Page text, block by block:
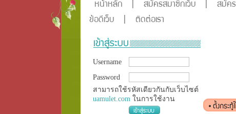
หน้าหลัก สมัครสมาชิกเว็บ สมัคร
ข้อดีเว็บ
ติดต่อเรา
Username
Password
สามารถใช้รหัสเดียวกันกับเว็บไซต์
uamulet.com ในการใช้งาน